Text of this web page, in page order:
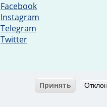
Facebook
Instagram
Telegram
Twitter
Принять